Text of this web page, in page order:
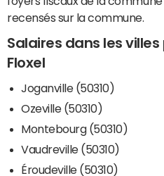
recensés sur la commune.
Salaires dans les
Floxel
Joganville (50310)
Ozeville (50310)
Montebourg (50310)
Vaudreville (50310)
Éroudeville (50310)